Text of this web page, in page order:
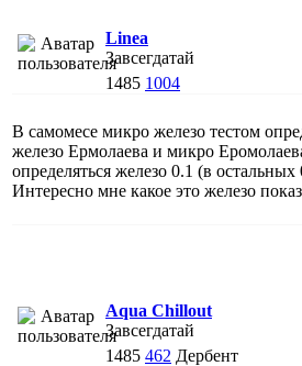
Linea
Завсегдатай
1485 1004
В самомесе микро железо тестом
железо Ермолаева и микро
определяться железо 0.1 (в остальных
Интересно мне какое это железо
Aqua Chillout
Завсегдатай
1485 462 Дербент